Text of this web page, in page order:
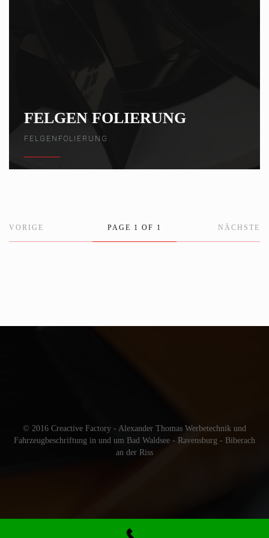
FELGEN FOLIERUNG
FELGENFOLIERUNG
VORIGE PAGE 1 OF 1 NÄCHSTE
© 2016 Creactive Factory - Alexander Thomas Werbetechnik und
Fahrzeugbeschriftung in und um Bad Waldsee - Ravensburg - Biberach
an der Riss